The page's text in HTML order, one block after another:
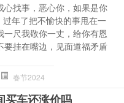
心找事，恶心你，如果是你
过年了把不愉快的事甩在一
一尺我敬你一丈，给你有恩
要挂在嘴边，见面道福矛盾
春节2024
买车还涨价吗